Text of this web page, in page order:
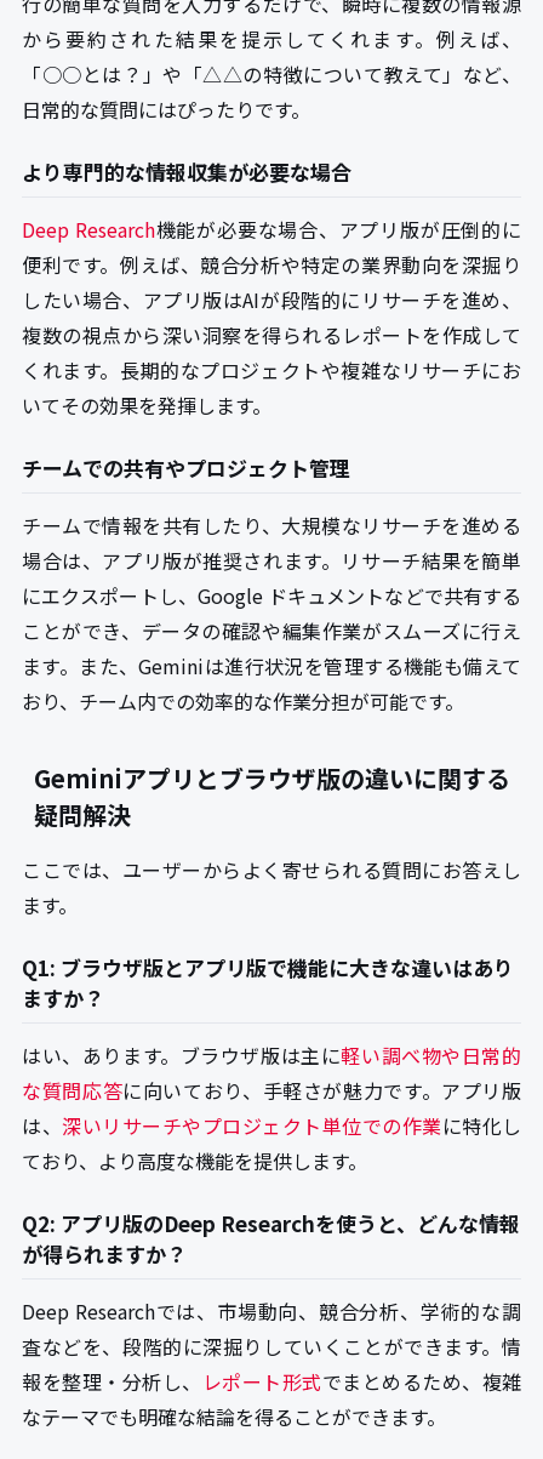
から要約された結果を提示してくれます。例えば、
「○○とは？」や「△△の特徴について教えて」など、
日常的な質問にはぴったりです。
より専門的な情報収集が必要な場合
Deep Research機能が必要な場合、アプリ版が圧倒的に
便利です。例えば、競合分析や特定の業界動向を深掘り
したい場合、アプリ版はAIが段階的にリサーチを進め、
複数の視点から深い洞察を得られるレポートを作成して
くれます。長期的なプロジェクトや複雑なリサーチにお
いてその効果を発揮します。
チームでの共有やプロジェクト管理
チームで情報を共有したり、大規模なリサーチを進める
場合は、アプリ版が推奨されます。リサーチ結果を簡単
にエクスポートし、Google ドキュメントなどで共有する
ことができ、データの確認や編集作業がスムーズに行え
ます。また、Geminiは進行状況を管理する機能も備えて
おり、チーム内での効率的な作業分担が可能です。
Geminiアプリとブラウザ版の違いに関する
疑問解決
ここでは、ユーザーからよく寄せられる質問にお答えし
ます。
Q1: ブラウザ版とアプリ版で機能に大きな違いはあり
ますか？
はい、あります。ブラウザ版は主に軽い調べ物や日常的
な質問応答に向いており、手軽さが魅力です。アプリ版
は、 深いリサーチやプロジェクト単位での作業に特化し
ており、より高度な機能を提供します。
Q2: アプリ版のDeep Researchを使うと、どんな情報
が得られますか？
Deep Researchでは、市場動向、競合分析、学術的な調
査などを、段階的に深掘りしていくことができます。情
報を整理・分析し、 レポート形式でまとめるため、複雑
なテーマでも明確な結論を得ることができます。